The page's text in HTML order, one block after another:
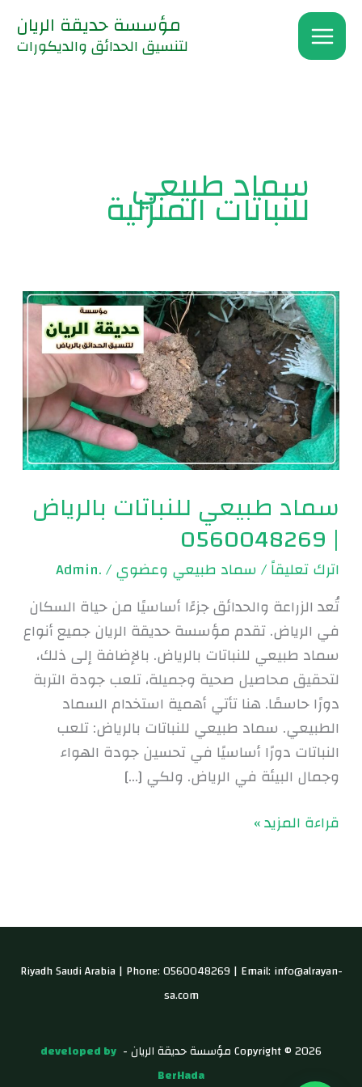
تخطي
المحتوى
مؤسسة حديقة الريان
لتنسيق الحدائق والديكورات
سماد طبيعي
للنباتات المنزلية
سماد طبيعي للنباتات بالرياض
| 0560048269
اترك تعليقاً/سماد طبيعي وعضوي/
.Admin
تُعد الزراعة والحدائق جزءًا أساسيًا من حياة السكان
في الرياض. تقدم مؤسسة حديقة الريان جميع أنواع
سماد طبيعي للنباتات بالرياض. بالإضافة إلى ذلك،
لتحقيق محاصيل صحية وجميلة، تلعب جودة التربة
دورًا حاسمًا. هنا تأتي أهمية استخدام السماد
الطبيعي. سماد طبيعي للنباتات بالرياض: تلعب
النباتات دورًا أساسيًا في تحسين جودة الهواء
وجمال البيئة في الرياض. ولكي […]
سماد
طبيعي
للنباتات
بالرياض
|
0560048269
قراءة المزيد »
Riyadh Saudi Arabia | Phone: 0560048269 | Email: info@alrayan-
sa.com
Copyright © 2026 مؤسسة حديقة الريان -
developed by
BerHada